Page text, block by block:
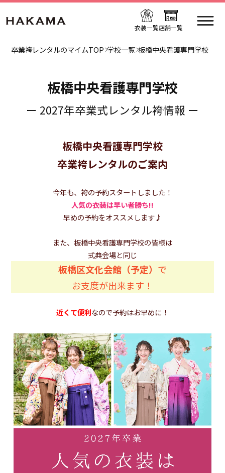
衣装一覧店舗一覧
卒業袴レンタルのマイムTOP 学校一覧 板橋中央看護専門学校
板橋中央看護専門学校
ー 2027年卒業式レンタル袴情報 ー
板橋中央看護専門学校
卒業袴レンタルのご案内
今年も、袴の予約スタートしました！
人気の衣装は早い者勝ち!!
早めの予約をオススメします♪
また、板橋中央看護専門学校の皆様は
式典会場と同じ
板橋区文化会館（予定） で
お支度が出来ます！
近くて便利なので予約はお早めに！